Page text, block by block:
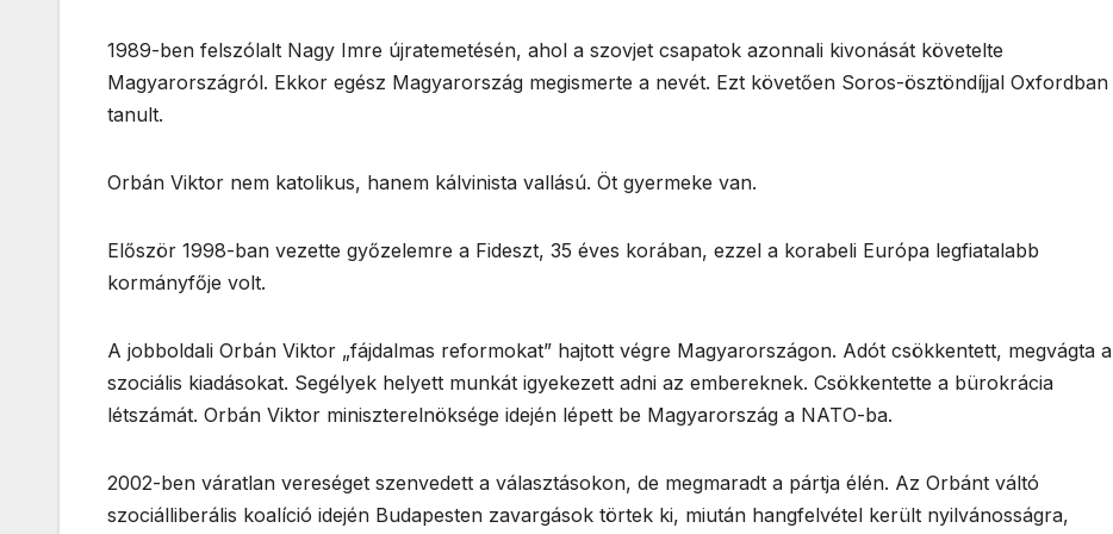
1989-ben felszólalt Nagy Imre újratemetésén, ahol a szovjet csapatok azonnali kivonását követelte
Magyarországról. Ekkor egész Magyarország megismerte a nevét. Ezt követően Soros-ösztöndíjjal Oxfordban
tanult.
Orbán Viktor nem katolikus, hanem kálvinista vallású. Öt gyermeke van.
Először 1998-ban vezette győzelemre a Fideszt, 35 éves korában, ezzel a korabeli Európa legfiatalabb
kormányfője volt.
A jobboldali Orbán Viktor „fájdalmas reformokat” hajtott végre Magyarországon. Adót csökkentett, megvágta a
szociális kiadásokat. Segélyek helyett munkát igyekezett adni az embereknek. Csökkentette a bürokrácia
létszámát. Orbán Viktor miniszterelnöksége idején lépett be Magyarország a NATO-ba.
2002-ben váratlan vereséget szenvedett a választásokon, de megmaradt a pártja élén. Az Orbánt váltó
szociálliberális koalíció idején Budapesten zavargások törtek ki, miután hangfelvétel került nyilvánosságra,